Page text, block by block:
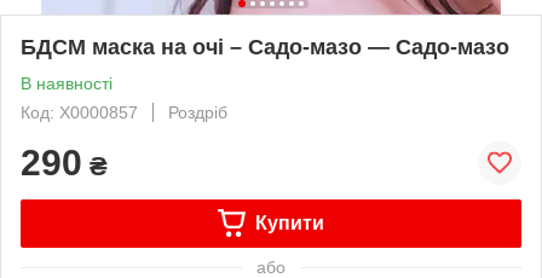
БДСМ маска на очі – Садо-мазо — Садо-мазо
В наявності
Код: X0000857
Роздріб
290 ₴
Купити
або